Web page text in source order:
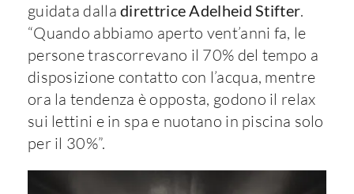
guidata dalladirettrice Adelheid Stifter.
“Quando abbiamo aperto vent’anni fa, le
persone trascorrevano il 70% del tempo a
disposizione contatto con l’acqua, mentre
ora la tendenza è opposta, godono il relax
sui lettini e in spa e nuotano in piscina solo
per il 30%”.